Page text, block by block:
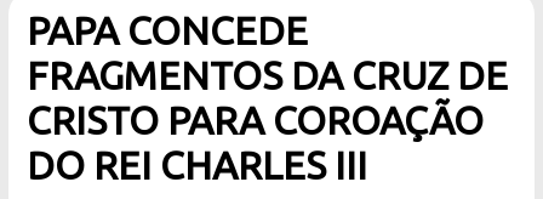
PAPA CONCEDE
FRAGMENTOS DA CRUZ DE
CRISTO PARA COROAÇÃO
DO REI CHARLES III